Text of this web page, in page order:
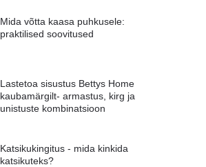
Mida võtta kaasa puhkusele:
praktilised soovitused
Lastetoa sisustus Bettys Home
kaubamärgilt- armastus, kirg ja
unistuste kombinatsioon
Katsikukingitus - mida kinkida
katsikuteks?